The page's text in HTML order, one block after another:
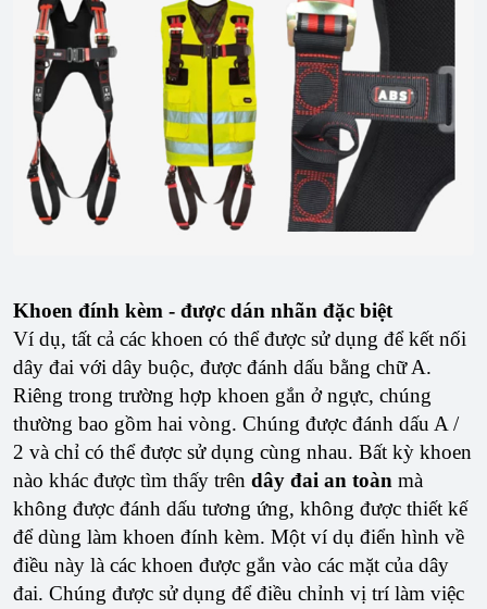
Khoen đính kèm - được dán nhãn đặc biệt
Ví dụ, tất cả các khoen có thể được sử dụng để kết nối
dây đai với dây buộc, được đánh dấu bằng chữ A.
Riêng trong trường hợp khoen gắn ở ngực, chúng
thường bao gồm hai vòng. Chúng được đánh dấu A /
2 và chỉ có thể được sử dụng cùng nhau. Bất kỳ khoen
nào khác được tìm thấy trên dây đai an toàn mà
không được đánh dấu tương ứng, không được thiết kế
để dùng làm khoen đính kèm. Một ví dụ điển hình về
điều này là các khoen được gắn vào các mặt của dây
đai. Chúng được sử dụng để điều chỉnh vị trí làm việc